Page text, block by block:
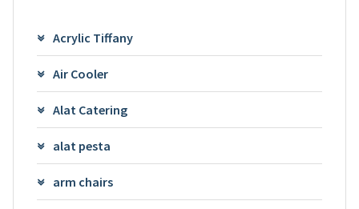
Acrylic Tiffany
Air Cooler
Alat Catering
alat pesta
arm chairs